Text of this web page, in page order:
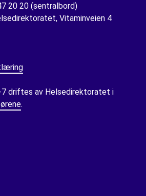
20 20 (sentralbord)
Vitaminveien 4
driftes av Helsedirektoratet i
.